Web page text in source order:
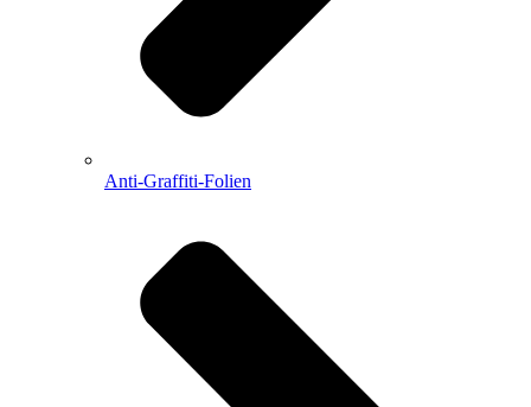
Anti-Graffiti-Folien